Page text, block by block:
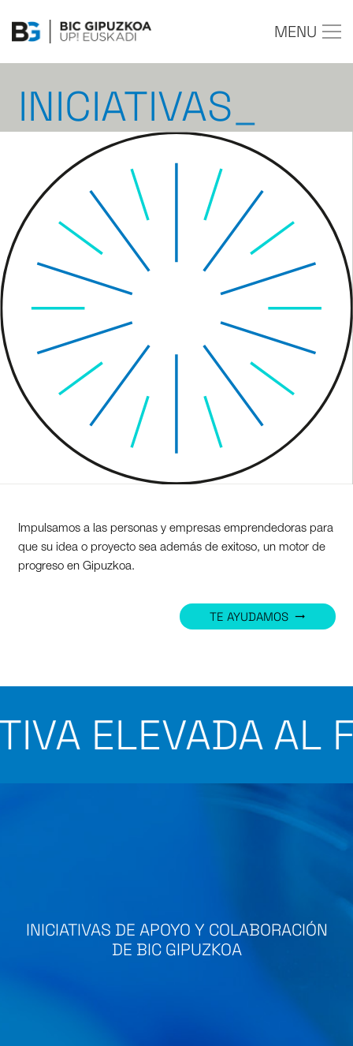
MENU
INICIATIVAS
Impulsamos a las personas y empresas emprendedoras para
que su idea o proyecto sea además de exitoso, un motor de
progreso en Gipuzkoa.
TE AYUDAMOS trending_flat
ELEVADA AL
INICIATIVAS DE APOYO Y COLABORACIÓN
DE BIC GIPUZKOA